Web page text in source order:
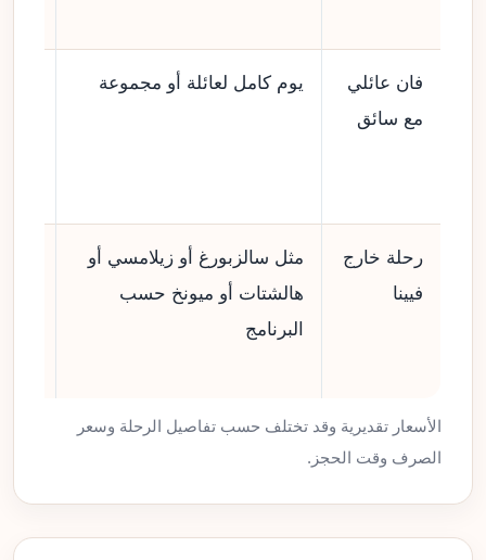
فان عائلي
مع سائق
يوم كامل لعائلة أو مجموعة
رحلة خارج
فيينا
مثل سالزبورغ أو زيلامسي أو
هالشتات أو ميونخ حسب
البرنامج
الأسعار تقديرية وقد تختلف حسب تفاصيل الرحلة وسعر
الصرف وقت الحجز.